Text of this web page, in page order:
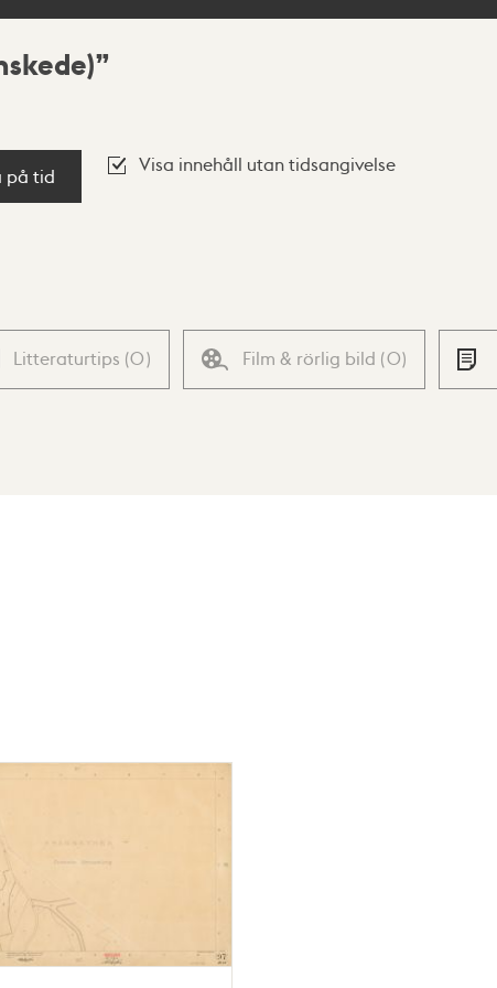
på tid
Visa innehåll utan tidsangivelse
Litteraturtips (0) Film & rörlig bild (0)